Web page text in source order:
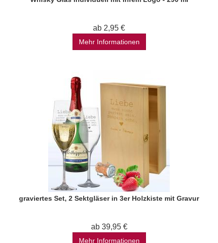
ab 2,95 €
Mehr Informationen
graviertes Set, 2 Sektgläser in 3er Holzkiste mit Gravur
ab 39,95 €
Mehr Informationen